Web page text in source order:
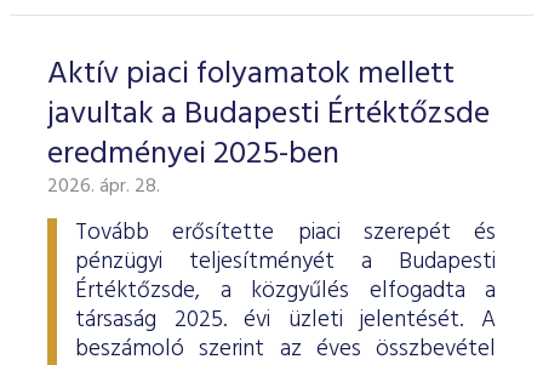
Aktív piaci folyamatok mellett
javultak a Budapesti Értéktőzsde
eredményei 2025-ben
2026. ápr. 28.
Tovább erősítette piaci szerepét és
pénzügyi teljesítményét a Budapesti
Értéktőzsde, a közgyűlés elfogadta a
társaság 2025. évi üzleti jelentését. A
beszámoló szerint az éves összbevétel